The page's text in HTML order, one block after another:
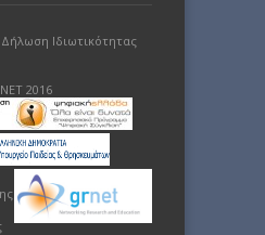
Δήλωση Ιδιωτικότητας
2016